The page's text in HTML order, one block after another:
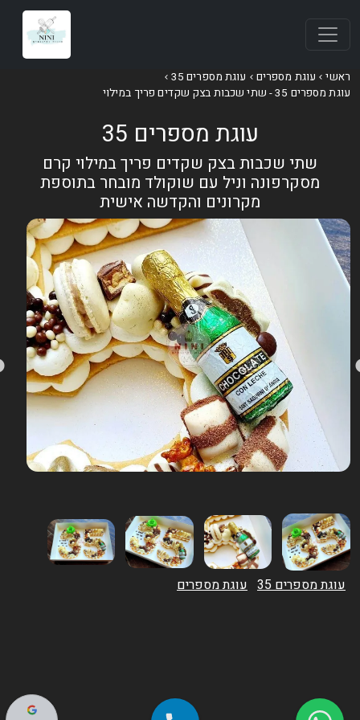
ראשי עוגת מספרים
עוגת מספרים 35
עוגת מספרים 35 - שתי שכבות בצק שקדים פריך במילוי
עוגת מספרים 35
שתי שכבות בצק שקדים פריך במילוי קרם
מסקרפונה וניל עם שוקולד מובחר בתוספת
מקרונים והקדשה אישית
עוגת מספרים 35 עוגת מספרים